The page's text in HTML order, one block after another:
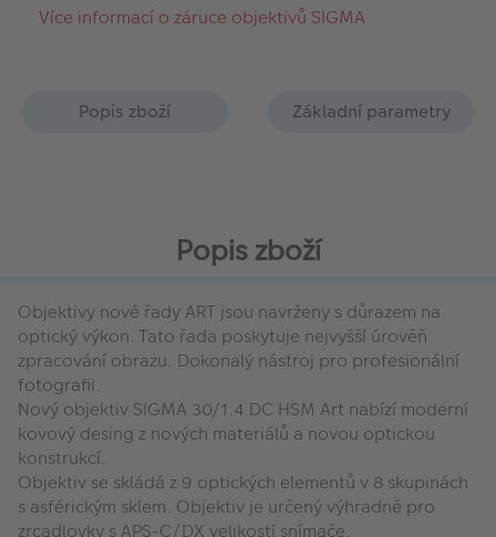
Více informací o záruce objektivů SIGMA
Popis zboží Základní parametry
Popis zboží
Objektivy nové řady ART jsou navrženy s důrazem na
optický výkon. Tato řada poskytuje nejvyšší úrověň
zpracování obrazu. Dokonalý nástroj pro profesionální
fotografii.
Nový objektiv SIGMA 30/1.4 DC HSM Art nabízí moderní
kovový desing z nových materiálů a novou optickou
konstrukcí.
Objektiv se skládá z 9 optických elementů v 8 skupinách
s asférickým sklem. Objektiv je určený výhradně pro
zrcadlovky s APS-C/DX velikostí snímače.